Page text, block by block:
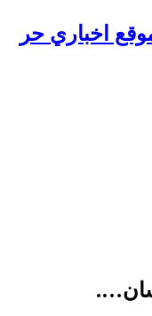
اخباري حر